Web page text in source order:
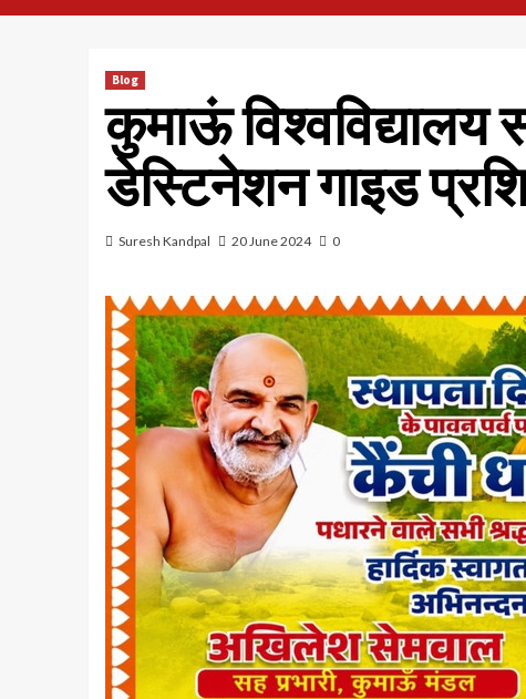
Blog
कुमाऊं
डेस्टिनेशन गाइड
Suresh Kandpal 20 June 2024 0